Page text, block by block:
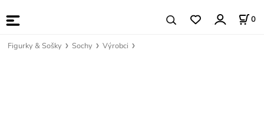
0
Figurky & Sošky Sochy Výrobci